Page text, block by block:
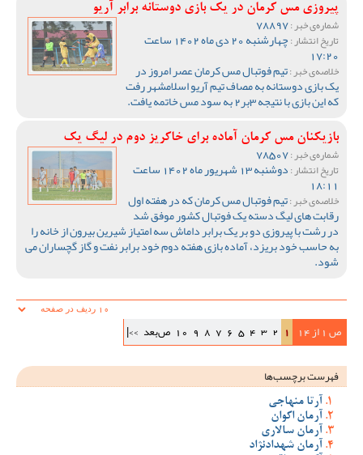
پیروزی مس کرمان در یک بازی دوستانه برابر آریو
شماره‌ی خبر :
تاریخ انتشار : چهارشنبه 20 دی ماه 1402 ساعت
17:20
خلاصه‌ی خبر :تیم فوتبال مس کرمان عصر امروز در
یک بازی دوستانه به مصاف تیم آریو اسلامشهر رفت
که این بازی با نتیجه 3بر2 به سود مس خاتمه یافت.
بازیکنان مس کرمان آماده برای خاکریز دوم در لیگ یک
شماره‌ی خبر :
تاریخ انتشار : دوشنبه 13 شهریور ماه 1402 ساعت
18:11
خلاصه‌ی خبر :تیم فوتبال مس کرمان که در هفته اول
رقابت های لیگ دسته یک فوتبال کشور موفق شد
در رشت با پیروزی دو بر یک برابر داماش سه امتیاز شیرین بیرون از خانه را
به حاسب خود بریزد، آماده بازی هفته دوم خود برابر نفت و گاز گچساران می
شود.
ص 1 از 14 1
2
3
4
5
6
7
8
9
10 ص‌بعد >>|
فهرست برچسب‌ها
آرتا منهاجی
آرمان اکوان
آرمان سالاری
آرمان شهدادنژاد